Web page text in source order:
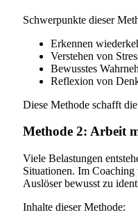
Schwerpunkte dieser
Erkennen
Verstehen von
Bewusstes
Reflexion von
Diese Methode schafft
Methode 2: Arbeit
Viele Belastungen
Situationen. Im Coaching
Auslöser bewusst zu
Inhalte dieser Methode: